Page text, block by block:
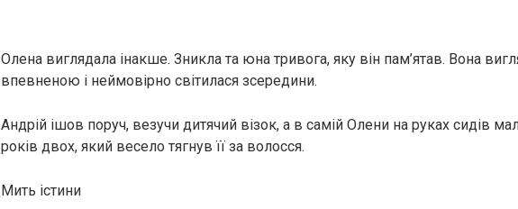
Олена виглядала інакше. Зникла та юна тривога, яку він пам’ятав. Вона
впевненою і неймовірно світилася зсередини.
Андрій ішов поруч, везучи дитячий візок, а в самій Олени на руках сидів
років двох, який весело тягнув її за волосся.
Мить істини